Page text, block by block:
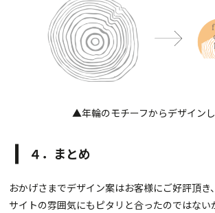
▲年輪のモチーフからデザイン
４．まとめ
おかげさまでデザイン案はお客様にご好評頂き
サイトの雰囲気にもピタリと合ったのではない